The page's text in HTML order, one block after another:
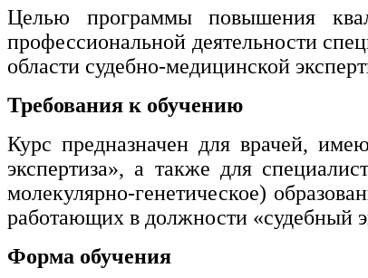
Культура и спорт
Физкультура и спорт
Сервис и туризм
Изобразительное и прикладные
искусств
Средства массовой информации и
Целью программы повышения
профессиональной деятельности
области судебно-медицинской
Требования к обучению
Курс предназначен для врачей,
экспертиза», а также для
молекулярно-генетическое)
работающих в должности «судебный
Форма обучения